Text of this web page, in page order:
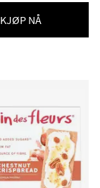
KJØP NÅ